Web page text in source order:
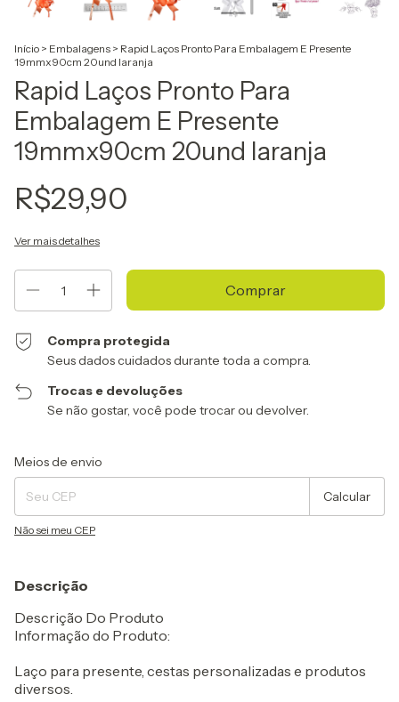
Início > Embalagens > Rapid Laços Pronto Para Embalagem E Presente
19mmx90cm 20und laranja
Rapid Laços Pronto Para
Embalagem E Presente
19mmx90cm 20und laranja
R$29,90
Ver mais detalhes
Compra protegida
Seus dados cuidados durante toda a compra.
Trocas e devoluções
Se não gostar, você pode trocar ou devolver.
Entregas para o CEP:
Meios de envio
Calcular
Não sei meu CEP
Descrição
Descrição Do Produto
Informação do Produto:
Laço para presente, cestas personalizadas e produtos
diversos.